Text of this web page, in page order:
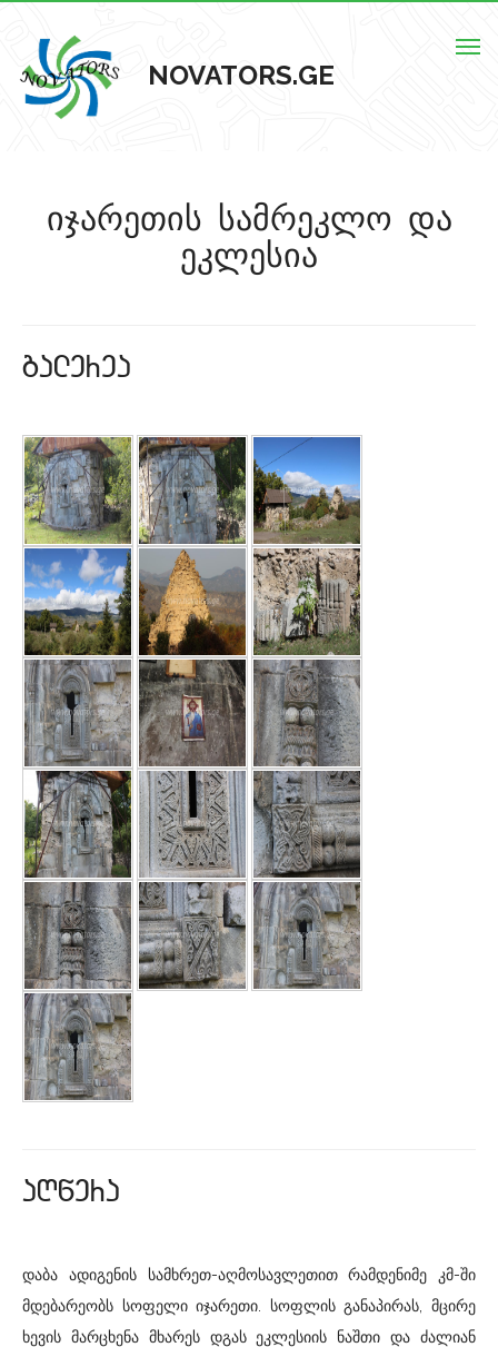
NOVATORS.GE
ჩვენს შესახებ
კონტაქტი
იჯარეთის სამრეკლო და
ეკლესია
galerea
aRwera
დაბა ადიგენის სამხრეთ-აღმოსავლეთით რამდენიმე კმ-ში
მდებარეობს სოფელი იჯარეთი. სოფლის განაპირას, მცირე
ხევის მარცხენა მხარეს დგას ეკლესიის ნაშთი და ძალიან